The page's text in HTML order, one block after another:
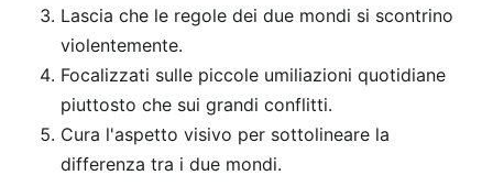
Lascia che le regole dei due mondi si scontrino
violentemente.
Focalizzati sulle piccole umiliazioni quotidiane
piuttosto che sui grandi conflitti.
Cura l'aspetto visivo per sottolineare la
differenza tra i due mondi.